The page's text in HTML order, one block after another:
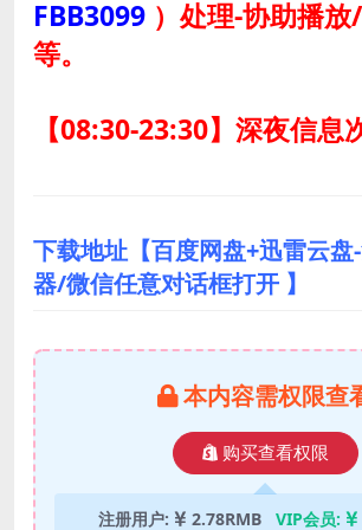
FBB3099 ） 处理-协助播
等。
【08:30-23:30】深夜信息
下载地址【百度网盘+迅雷云盘
器/微信任意对话框打开 】
本内容需权限查
购买查看权限
注册用户: 2.78RMB VIP会员: